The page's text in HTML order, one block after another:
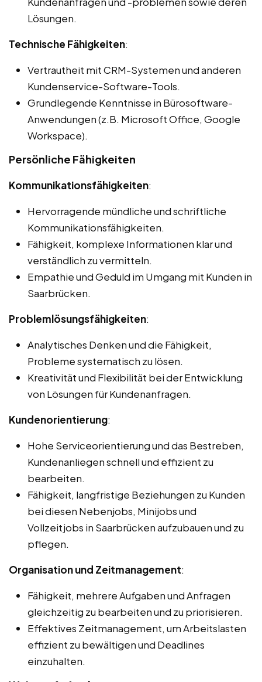
Lösungen.
Technische Fähigkeiten:
Vertrautheit mit CRM-Systemen und anderen
Kundenservice-Software-Tools.
Grundlegende Kenntnisse in Bürosoftware-
Anwendungen (z.B. Microsoft Office, Google
Workspace).
Persönliche Fähigkeiten
Kommunikationsfähigkeiten:
Hervorragende mündliche und schriftliche
Kommunikationsfähigkeiten.
Fähigkeit, komplexe Informationen klar und
verständlich zu vermitteln.
Empathie und Geduld im Umgang mit Kunden in
Saarbrücken.
Problemlösungsfähigkeiten:
Analytisches Denken und die Fähigkeit,
Probleme systematisch zu lösen.
Kreativität und Flexibilität bei der Entwicklung
von Lösungen für Kundenanfragen.
Kundenorientierung:
Hohe Serviceorientierung und das Bestreben,
Kundenanliegen schnell und effizient zu
bearbeiten.
Fähigkeit, langfristige Beziehungen zu Kunden
bei diesen Nebenjobs, Minijobs und
Vollzeitjobs in Saarbrücken aufzubauen und zu
pflegen.
Organisation und Zeitmanagement:
Fähigkeit, mehrere Aufgaben und Anfragen
gleichzeitig zu bearbeiten und zu priorisieren.
Effektives Zeitmanagement, um Arbeitslasten
effizient zu bewältigen und Deadlines
einzuhalten.